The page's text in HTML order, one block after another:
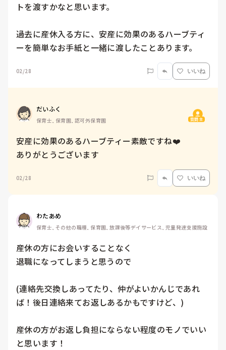
トを渡すかなと思います。
過去に産休入る方に、安産に効果のあるハーブティ
ーを簡単なお手紙と一緒に渡したことあります。
02/28 いいね
だいふく
保育士, 保育園, 認可外保育園 質問主
安産に効果のあるハーブティー素敵ですね❤️
ありがとうございます
02/28 いいね
わたあめ
保育士, その他の職種, 保育園, 放課後等デイサービス, 児童発達支援施設
産休の方にお会いすることなく
退職になってしまうと思うので
(連絡先交換しあってたり、仲がよいかんじであれ
ば！後日連絡来てお返しあるかもですけど、)
産休の方がお返し負担にならない程度のモノでいい
と思います！